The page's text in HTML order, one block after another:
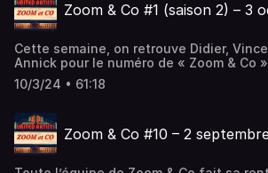
Zoom & Co #1 (saison 2) – 3
Cette semaine, on retrouve Didier,
Annick pour le numéro de « Zoom & Co
10/3/24 • 61:18
Zoom & Co #10 – 2